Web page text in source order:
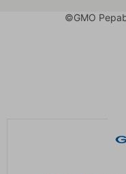
©GMO